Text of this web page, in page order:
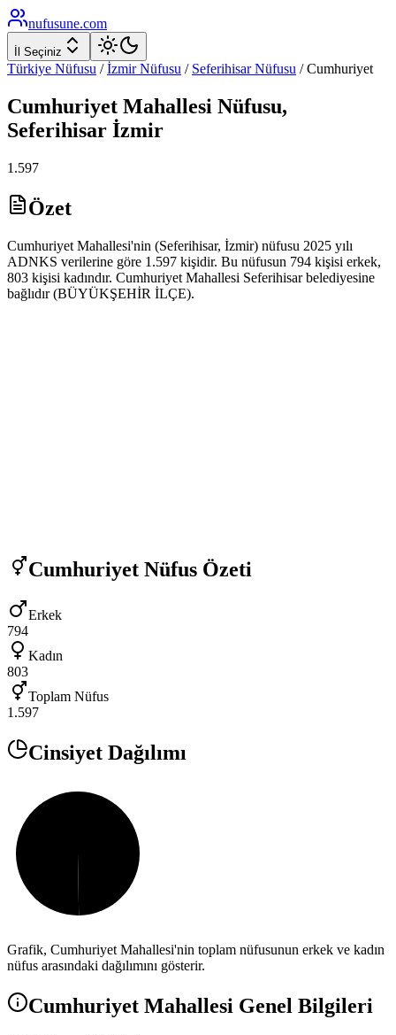
nufusune.com
İl Seçiniz
Türkiye Nüfusu / İzmirNüfusu / SeferihisarNüfusu /Cumhuriyet
Cumhuriyet Mahallesi Nüfusu,
Seferihisar İzmir
1.597
Özet
Cumhuriyet Mahallesi'nin (Seferihisar, İzmir) nüfusu 2025 yılı
ADNKS verilerine göre 1.597 kişidir. Bu nüfusun 794 kişisi erkek,
803 kişisi kadındır. Cumhuriyet Mahallesi Seferihisar belediyesine
bağlıdır (BÜYÜKŞEHİR İLÇE).
Cumhuriyet Nüfus Özeti
Erkek
794
Kadın
803
Toplam Nüfus
1.597
Cinsiyet Dağılımı
Grafik, Cumhuriyet Mahallesi'nin toplam nüfusunun erkek ve kadın
nüfus arasındaki dağılımını gösterir.
Cumhuriyet Mahallesi Genel Bilgileri